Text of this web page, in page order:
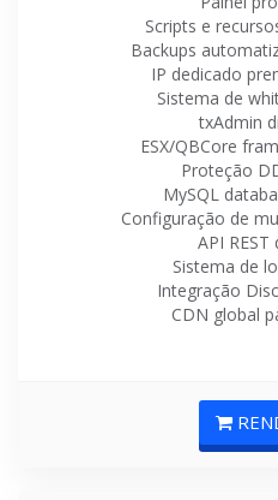
Scripts e
Backups
IP dedicado
Sistema de
txAdmin
ESX/QBCore
Proteção
MySQL
Configuração de
API REST
Sistema de
Integração
CDN global